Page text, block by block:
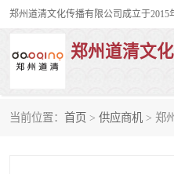
郑州道清文
当前位置： 首页 > 供应商机 > 郑